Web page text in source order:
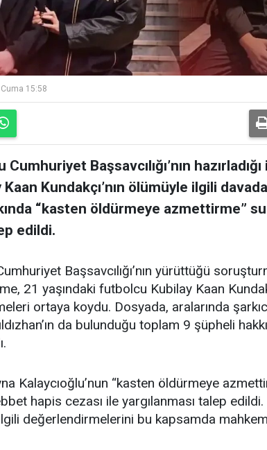
15:58
Başsavcılığı’nın
Kundakçı’nın ölümüyle ilgili
“kasten öldürmeye azmettirme”
edildi.
Başsavcılığı’nın yürüttüğü
21 yaşındaki futbolcu Kubilay Kaan
ortaya koydu. Dosyada, aralarında
da bulunduğu toplam 9 şüpheli
Kalaycıoğlu’nun “kasten öldürmeye
hapis cezası ile yargılanması talep
değerlendirmelerini bu kapsamda